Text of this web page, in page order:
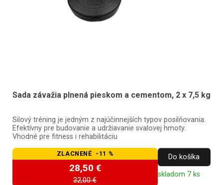
Sada závažia plnená pieskom a cementom, 2 x 7,5 kg
Silový tréning je jedným z najúčinnejších typov posilňovania.
Efektívny pre budovanie a udržiavanie svalovej hmoty.
Vhodné pre fitness i rehabilitáciu
ZLACNENÉ -11 %
28,50 €
32,00 €
Do košíka
skladom 7 ks